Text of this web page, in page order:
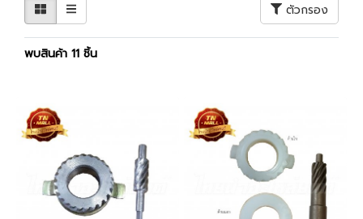
ตัวกรอง
พบสินค้า 11 ชิ้น